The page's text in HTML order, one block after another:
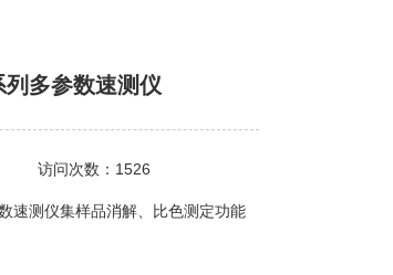
多参数速测仪
访问次数：1526
速测仪集样品消解、比色测定功能